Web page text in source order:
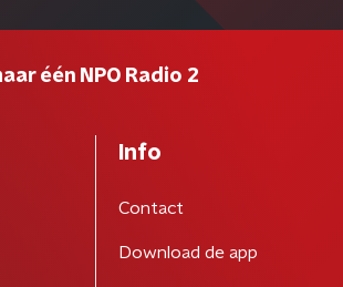
één NPO Radio 2
Info
Contact
Download de app